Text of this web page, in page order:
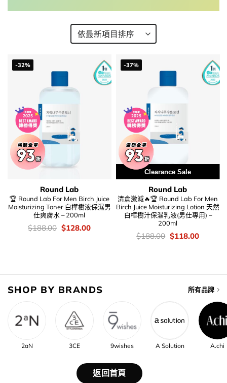
-32%
Round Lab
🏆 Round Lab For Men Birch Juice
Moisturizing Toner 白樺樹液保濕男
仕爽膚水 – 200ml
價
$188.00 Original
$128.00Current
-37%
Clearance Sale
Round Lab
清倉激減🔥🏆 Round Lab For Men
Birch Juice Moisturizing Lotion 天然
白樺樹汁保濕乳液(男仕專用) –
200ml
價
$188.00 Original
$118.00Current
SHOP BY BRANDS 所有品牌
2aN 3CE 9wishes A Solution A.chi
返回首頁